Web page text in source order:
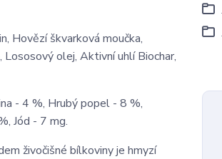
Hovězí škvarková moučka,
Lososový olej, Aktivní uhlí Biochar,
- 4 %, Hrubý popel - 8 %,
Jód - 7 mg.
živočišné bílkoviny je hmyzí